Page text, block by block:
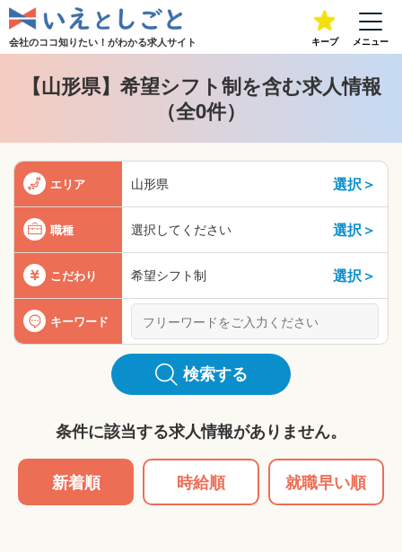
会社のココ知りたい！がわかる求人サイト キープ メニュー
【山形県】希望シフト制を含む求人情報
（全0件）
エリア 山形県 選択＞
職種 選択してください 選択＞
こだわり 希望シフト制 選択＞
キーワード
検索する
条件に該当する求人情報がありません。
新着順 時給順 就職早い順